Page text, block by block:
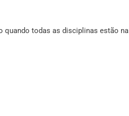
todas as disciplinas estão